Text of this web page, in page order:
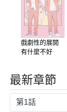
戲劇性的展開
有什麼不好
最新章節
第1話